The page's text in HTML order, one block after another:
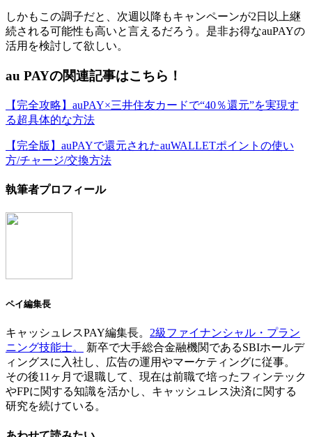
しかもこの調子だと、次週以降もキャンペーンが2日以上継
続される可能性も高いと言えるだろう。是非お得なauPAYの
活用を検討して欲しい。
au PAYの関連記事はこちら！
【完全攻略】auPAY×三井住友カードで“40％還元”を実現す
る超具体的な方法
【完全版】auPAYで還元されたauWALLETポイントの使い
方/チャージ/交換方法
執筆者プロフィール
ペイ編集長
キャッシュレスPAY編集長。 2級ファイナンシャル・プラン
ニング技能士。
新卒で大手総合金融機関であるSBIホールデ
ィングスに入社し、広告の運用やマーケティングに従事。
その後11ヶ月で退職して、現在は前職で培ったフィンテック
やFPに関する知識を活かし、キャッシュレス決済に関する
研究を続けている。